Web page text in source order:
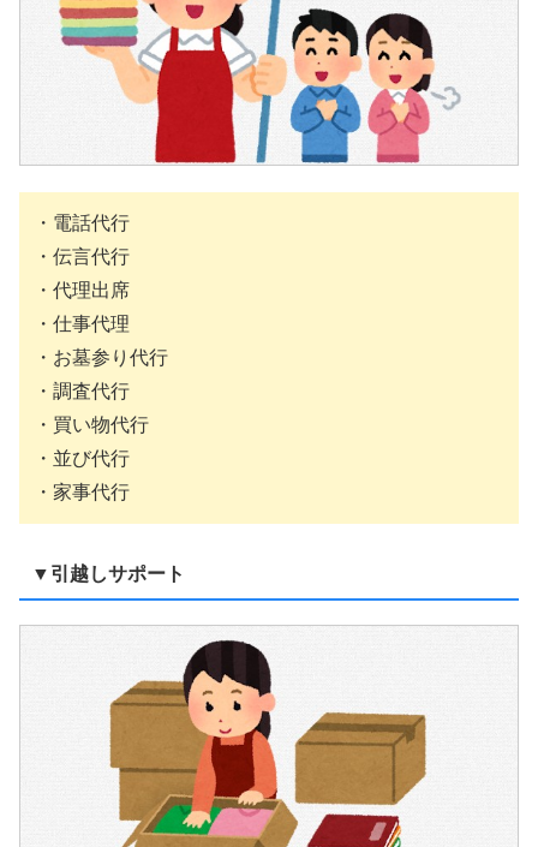
・電話代行
・伝言代行
・代理出席
・仕事代理
・お墓参り代行
・調査代行
・買い物代行
・並び代行
・家事代行
▼引越しサポート